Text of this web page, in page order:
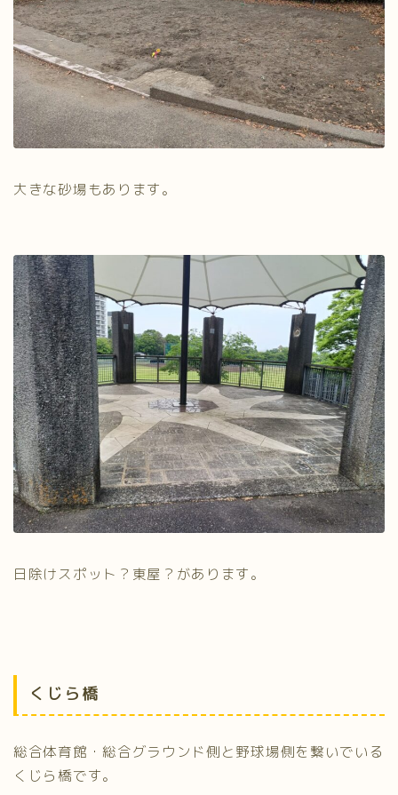
大きな砂場もあります。
日除けスポット？東屋？があります。
くじら橋
総合体育館・総合グラウンド側と野球場側を繋いでいる
くじら橋です。